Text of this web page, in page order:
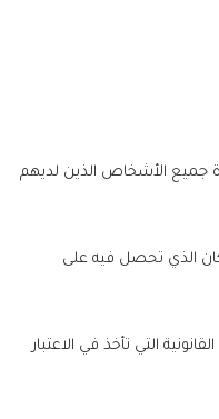
جميع الأشخاص الذين لديهم
الذي تحصل فيه على
التي تأخذ في الاعتبار